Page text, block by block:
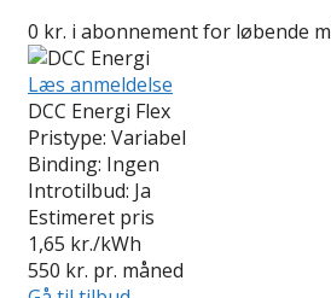
0 kr. i abonnement for løbende
Læs anmeldelse
DCC Energi Flex
Pristype: Variabel
Binding: Ingen
Introtilbud: Ja
Estimeret pris
1,65 kr./kWh
550 kr. pr. måned